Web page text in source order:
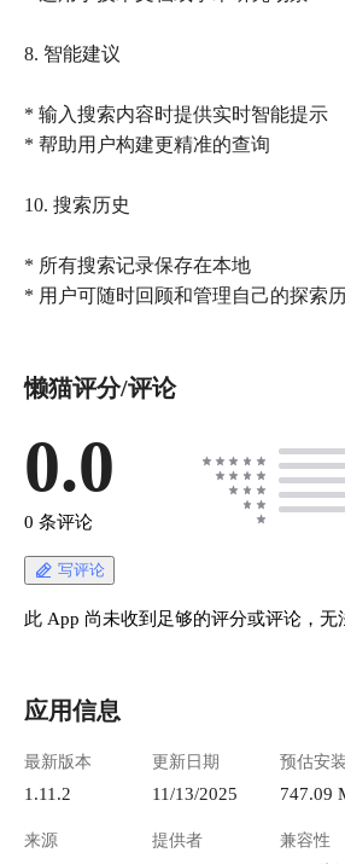
8. 智能建议
* 输入搜索内容时提供实时智能提示
* 帮助用户构建更精准的查询
10. 搜索历史
* 所有搜索记录保存在本地
* 用户可随时回顾和管理自己的探索
懒猫评分/评论
0.0
0 条评论
写评论
此 App 尚未收到足够的评分或评论，无
应用信息
最新版本
1.11.2
更新日期
11/13/2025
预估安
747.09
来源 提供者 兼容性